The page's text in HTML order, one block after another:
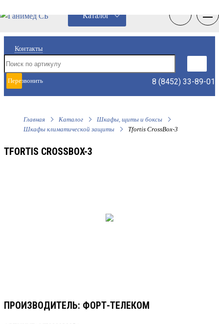
Контакты
Перезвонить
мне
8 (8452) 33-89-01
Каталог
Главная Каталог
Шкафы, щиты и боксы
Шкафы климатической защиты
Tfortis CrossBox-3
TFORTIS CROSSBOX-3
ПРОИЗВОДИТЕЛЬ: ФОРТ-ТЕЛЕКОМ